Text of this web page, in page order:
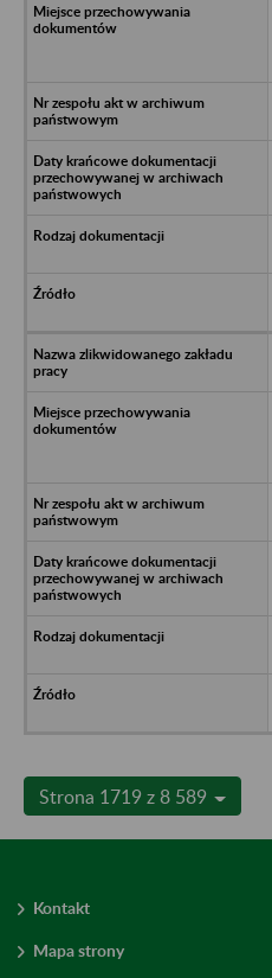
Strona 1719 z 8 589
Kontakt
Mapa strony